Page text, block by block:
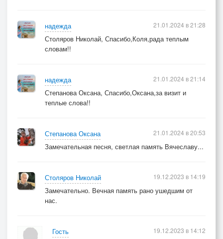
надежда
Столяров Николай, Спасибо,Коля,рада теплым
словам!!
21.01.2024 в 21:28
надежда
Степанова Оксана, Спасибо,Оксана,за визит и
теплые слова!!
21.01.2024 в 21:14
Степанова Оксана
Замечательная песня, светлая память Вячеславу...
21.01.2024 в 20:53
Столяров Николай
Замечательно. Вечная память рано ушедшим от
нас.
19.12.2023 в 14:19
Гость
19.12.2023 в 14:12